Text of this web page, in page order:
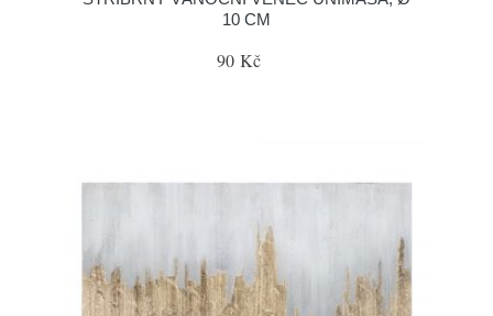
10 CM
90 Kč